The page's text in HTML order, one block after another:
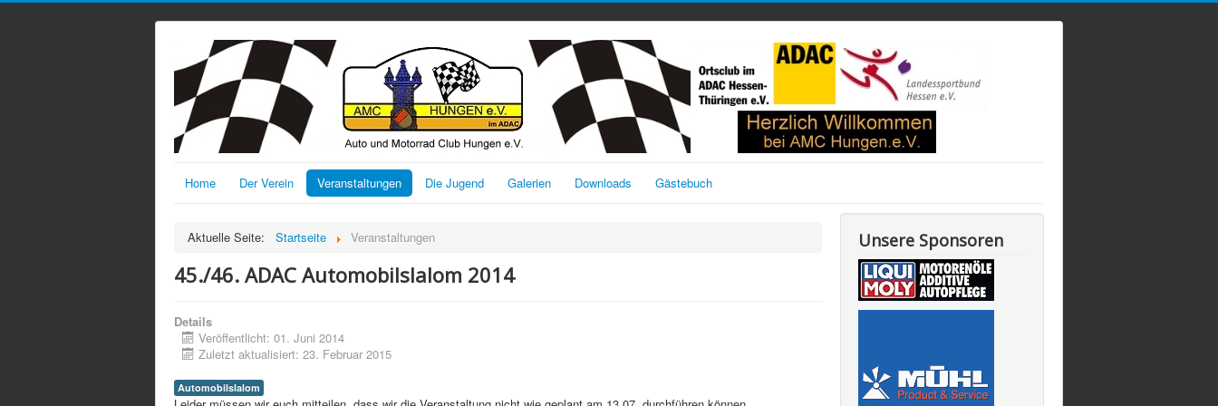
Home Der Verein Veranstaltungen Die Jugend Galerien Downloads Gästebuch
Aktuelle Seite: Startseite Veranstaltungen
45./46. ADAC Automobilslalom 2014
Details
Veröffentlicht: 01. Juni 2014
Zuletzt aktualisiert: 23. Februar 2015
Automobilslalom
Unsere Sponsoren